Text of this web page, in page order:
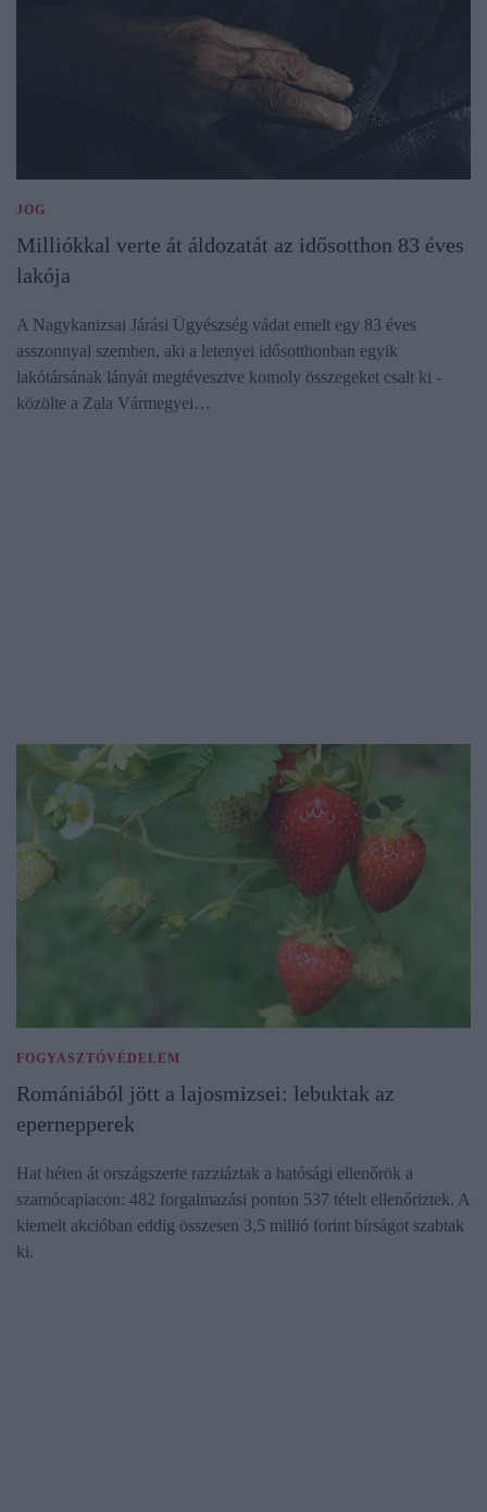
JOG
Milliókkal verte át áldozatát az idősotthon 83 éves
lakója
A Nagykanizsai Járási Ügyészség vádat emelt egy 83 éves
asszonnyal szemben, aki a letenyei idősotthonban egyik
lakótársának lányát megtévesztve komoly összegeket csalt ki -
közölte a Zala Vármegyei…
FOGYASZTÓVÉDELEM
Romániából jött a lajosmizsei: lebuktak az
epernepperek
Hat héten át országszerte razziáztak a hatósági ellenőrök a
szamócapiacon: 482 forgalmazási ponton 537 tételt ellenőriztek. A
kiemelt akcióban eddig összesen 3,5 millió forint bírságot szabtak
ki.